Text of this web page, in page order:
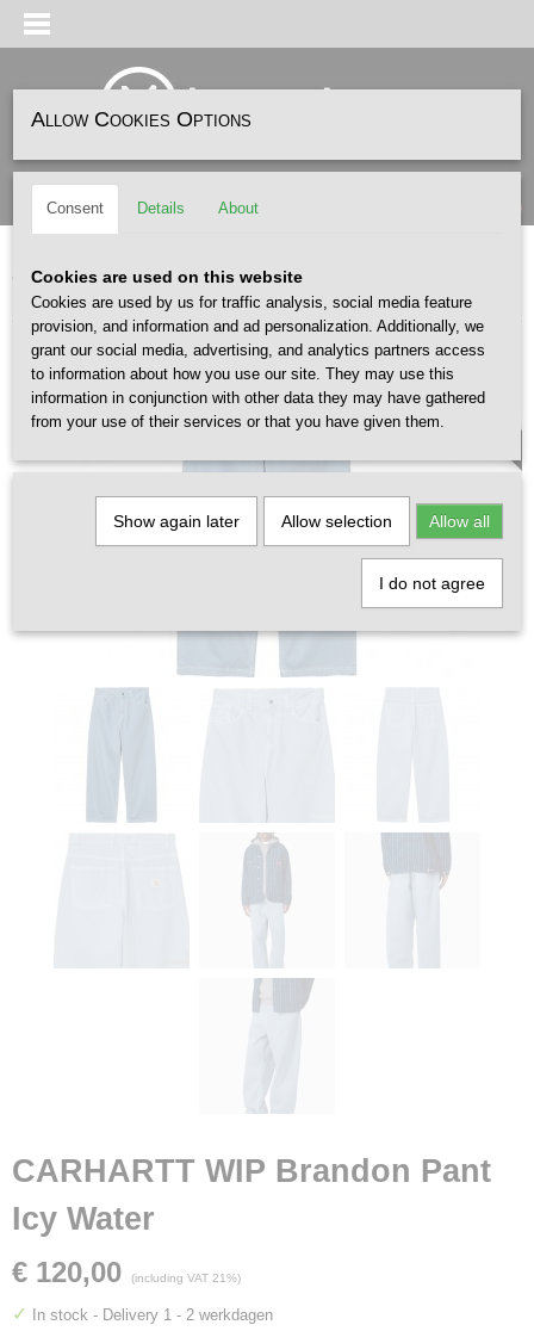
Log in Register SHOPPING CART
(0)
Home>FASHION >CARHARTT WIP>CARHARTT WIP Brandon Pant Icy
Water
MEN /X
CARHARTT WIP Brandon Pant
Icy Water
€ 120,00 (including VAT 21%)
✓ In stock - Delivery 1 - 2 werkdagen
Allow Cookies Options
Consent Details About
Cookies are used on this website
Cookies are used by us for traffic analysis, social media feature
provision, and information and ad personalization. Additionally, we
grant our social media, advertising, and analytics partners access
to information about how you use our site. They may use this
information in conjunction with other data they may have gathered
from your use of their services or that you have given them.
Show again later Allow selection Allow all
I do not agree